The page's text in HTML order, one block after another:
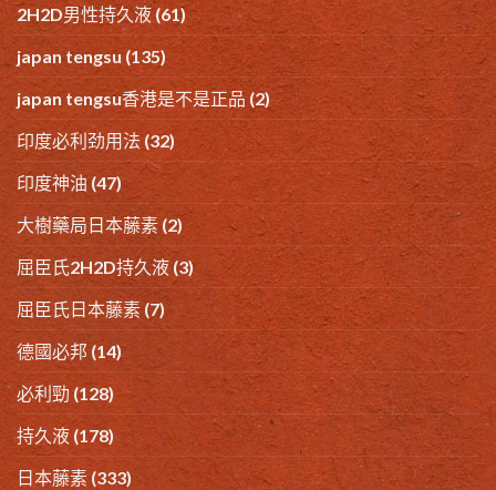
2H2D男性持久液 (61)
japan tengsu (135)
japan tengsu香港是不是正品 (2)
印度必利劲用法 (32)
印度神油 (47)
大樹藥局日本藤素 (2)
屈臣氏2H2D持久液 (3)
屈臣氏日本藤素 (7)
德國必邦 (14)
必利勁 (128)
持久液 (178)
日本藤素 (333)